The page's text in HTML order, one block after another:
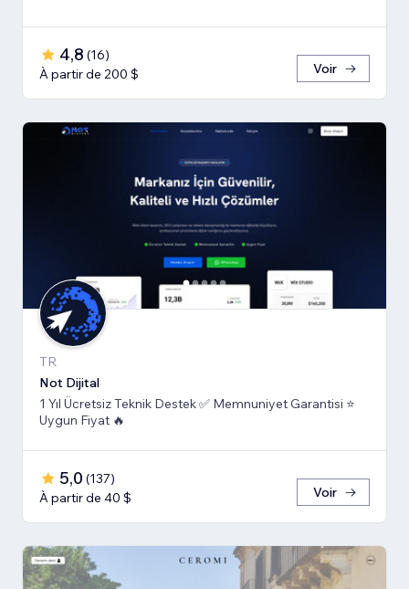
4,8 (16)
À partir de 200 $
Voir
TR
Not Dijital
1 Yıl Ücretsiz Teknik Destek ✅ Memnuniyet Garantisi ⭐
Uygun Fiyat 🔥
5,0 (137)
À partir de 40 $
Voir